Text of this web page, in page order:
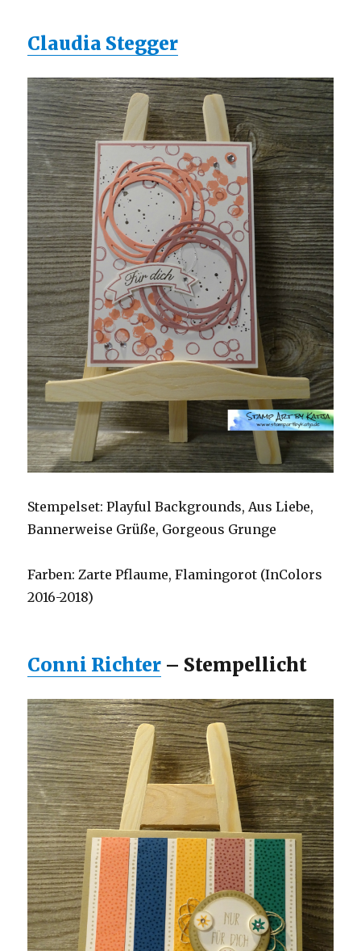
Claudia Stegger
Stempelset: Playful Backgrounds, Aus Liebe,
Bannerweise Grüße, Gorgeous Grunge
Farben: Zarte Pflaume, Flamingorot (InColors
2016-2018)
Conni Richter – Stempellicht